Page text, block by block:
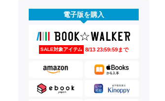
電子版を購入
SALE対象アイテム 8/13 23:59:59まで